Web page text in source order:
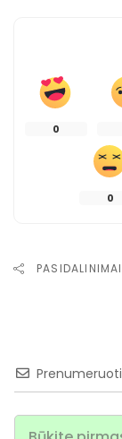
0
0
PASIDALINIMAI
Prenumeruoti